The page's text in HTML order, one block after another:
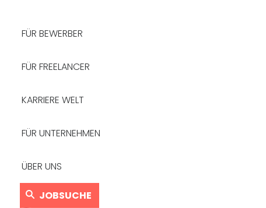
FÜR BEWERBER
FÜR FREELANCER
KARRIERE WELT
FÜR UNTERNEHMEN
ÜBER UNS
JOBSUCHE